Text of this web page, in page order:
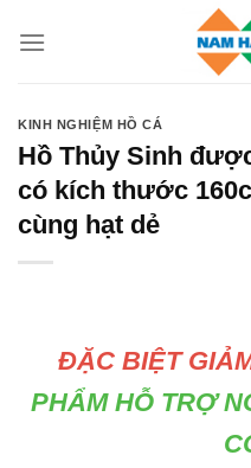
đến
KINH NGHIỆM HỒ CÁ
Hồ Thủy Sinh
có kích thước
cùng hạt dẻ
ĐẶC BIỆT
PHẨM HỖ TRỢ